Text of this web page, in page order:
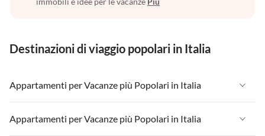
Destinazioni di viaggio popolari in Italia
Appartamenti per Vacanze più Popolari in Italia
Appartamenti per Vacanze in Italia
Appartamenti per Vacanze più Popolari in Italia